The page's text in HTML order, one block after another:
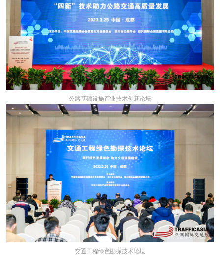
公路基础设施产业技术创新论坛
交通工程绿色勘探技术论坛